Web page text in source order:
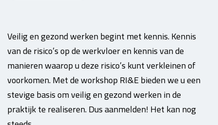
Veilig en gezond werken begint met kennis. Kennis
van de risico’s op de werkvloer en kennis van de
manieren waarop u deze risico’s kunt verkleinen of
voorkomen. Met de workshop RI&E bieden we u een
stevige basis om veilig en gezond werken in de
praktijk te realiseren. Dus aanmelden! Het kan nog